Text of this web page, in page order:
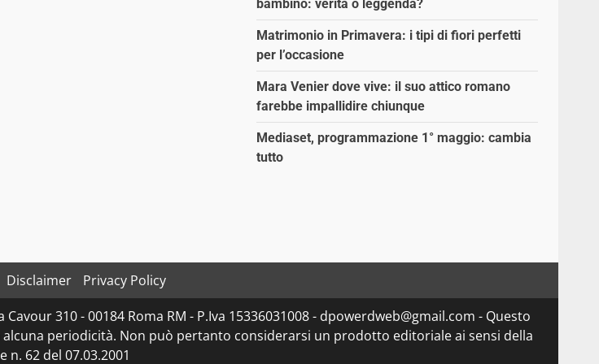
bambino: verità o leggenda?
Matrimonio in Primavera: i tipi di fiori perfetti
per l’occasione
Mara Venier dove vive: il suo attico romano
farebbe impallidire chiunque
Mediaset, programmazione 1° maggio: cambia
tutto
Disclaimer
Privacy Policy
310 - 00184 Roma RM - P.Iva 15336031008 - dpowerdweb@gmail.com - Questo
periodicità. Non può pertanto considerarsi un prodotto editoriale ai sensi della
n. 62 del 07.03.2001